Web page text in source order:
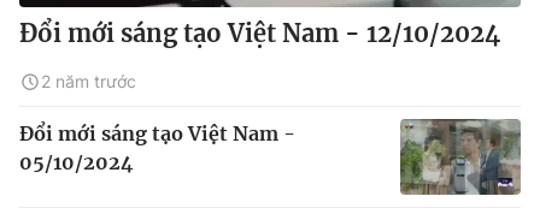
Đổi mới sáng tạo Việt Nam - 12/10/2024
2 năm trước
Đổi mới sáng tạo Việt Nam -
05/10/2024